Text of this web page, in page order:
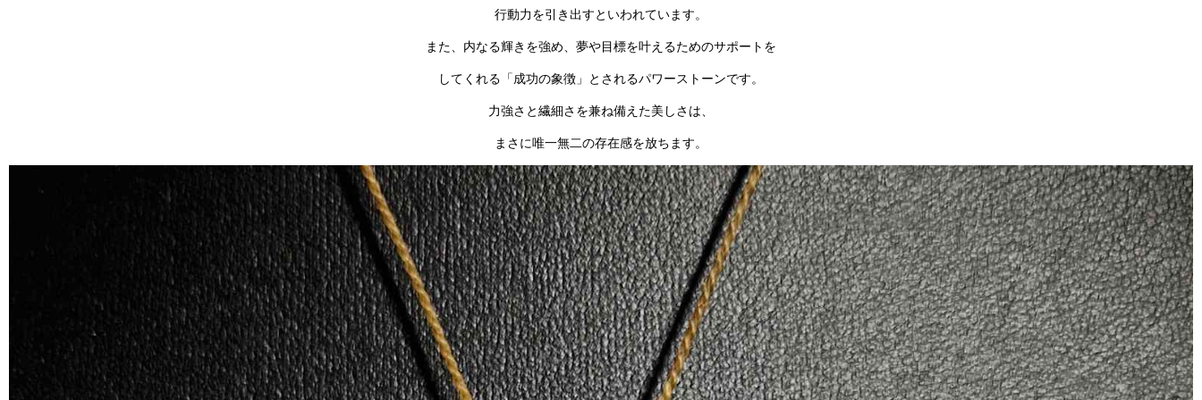
行動力を引き出すといわれています。
また、内なる輝きを強め、夢や目標を叶えるためのサポートを
してくれる「成功の象徴」とされるパワーストーンです。
力強さと繊細さを兼ね備えた美しさは、
まさに唯一無二の存在感を放ちます。